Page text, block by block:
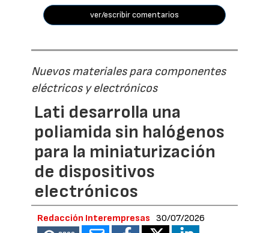
ver/escribir comentarios
Nuevos materiales para componentes
eléctricos y electrónicos
Lati desarrolla una
poliamida sin halógenos
para la miniaturización
de dispositivos
electrónicos
Redacción Interempresas 30/07/2026